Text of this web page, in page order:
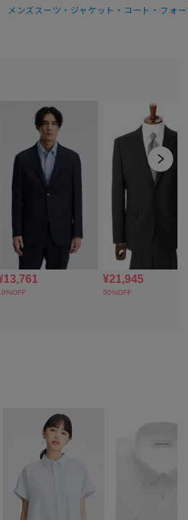
メンズスーツ・ジャケット・コート・フォ